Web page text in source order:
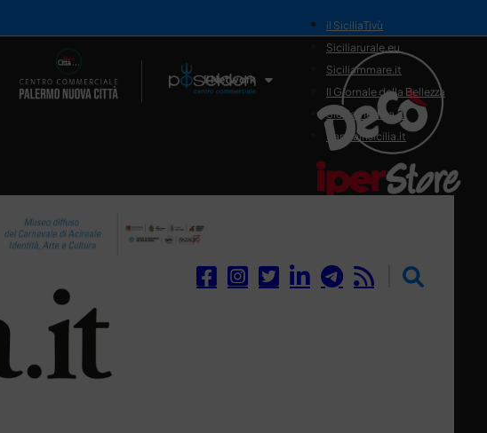
Il Network
il SiciliaTivù
Siciliarurale.eu
Siciliammare.it
Il Giornale della Bellezza
Siciliamedica.it
Sanitainsicilia.it